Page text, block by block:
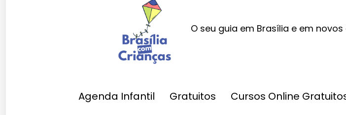
O seu guia em Brasília e em
Agenda Infantil Gratuitos Cursos Online